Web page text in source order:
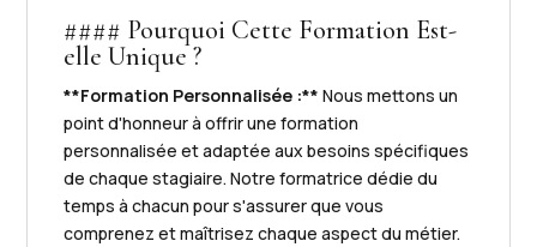
#### Pourquoi Cette Formation Est-
elle Unique ?
**Formation Personnalisée :** Nous mettons un
point d'honneur à offrir une formation
personnalisée et adaptée aux besoins spécifiques
de chaque stagiaire. Notre formatrice dédie du
temps à chacun pour s'assurer que vous
comprenez et maîtrisez chaque aspect du métier.